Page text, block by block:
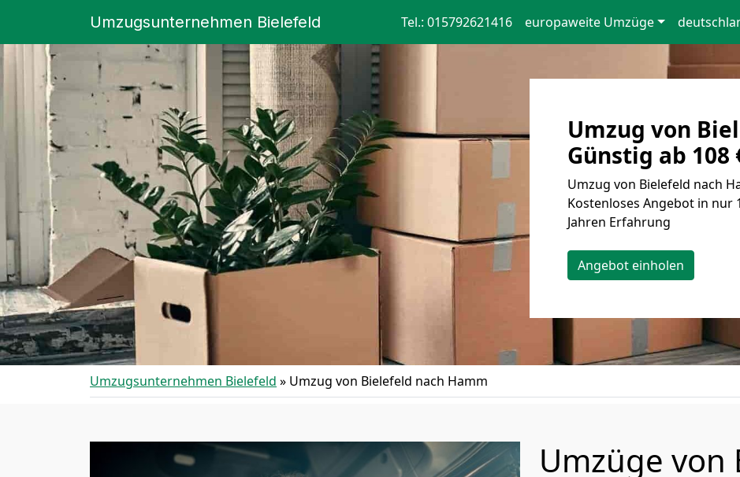
Umzugsunternehmen Bielefeld Tel.: 015792621416 europaweite Umzüge
Umzug von
Günstig ab 108
Umzug von Bielefeld nach
Kostenloses Angebot in
Jahren Erfahrung
Angebot einholen
Umzugsunternehmen Bielefeld » Umzug von Bielefeld nach Hamm
Umzüge von